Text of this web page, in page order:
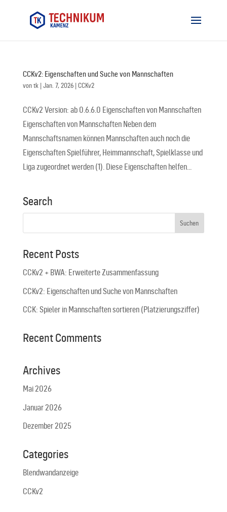
CCKv2: Eigenschaften und Suche von Mannschaften
vontk|Jan. 7, 2026|CCKv2
CCKv2 Version: ab 0.6.6.0 Eigenschaften von Mannschaften
Eigenschaften von Mannschaften Neben dem
Mannschaftsnamen können Mannschaften auch noch die
Eigenschaften Spielführer, Heimmannschaft, Spielklasse und
Liga zugeordnet werden (1). Diese Eigenschaften helfen...
Search
Recent Posts
CCKv2 + BWA: Erweiterte Zusammenfassung
CCKv2: Eigenschaften und Suche von Mannschaften
CCK: Spieler in Mannschaften sortieren (Platzierungsziffer)
Recent Comments
Archives
Mai 2026
Januar 2026
Dezember 2025
Categories
Blendwandanzeige
CCKv2